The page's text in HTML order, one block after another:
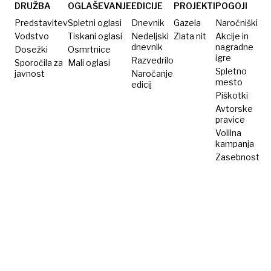
»Uh,
kako so
me
razjezili!«
DRUŽBA
Predstavitev
Vodstvo
Dosežki
Sporočila za
javnost
OGLAŠEVANJE
Spletni oglasi
Tiskani oglasi
Osmrtnice
Mali oglasi
EDICIJE
Dnevnik
Nedeljski
dnevnik
Razvedrilo
Naročanje
edicij
PROJEKTI
Gazela
Zlata nit
POGOJI
Naročniški
Akcije in
nagradne
igre
Spletno
mesto
Piškotki
Avtorske
pravice
Volilna
kampanja
Zasebnost